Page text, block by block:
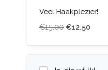
Veel Haakplezier!
€15.00 €12.50